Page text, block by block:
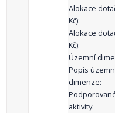
Alokace
Kč):
Alokace
Kč):
Územní
Popis
dimenze:
aktivity: